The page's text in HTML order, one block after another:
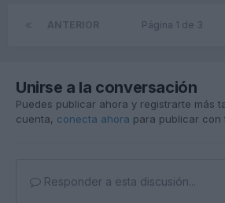
Página 1 de 3
Unirse a la conversación
Puedes publicar ahora y registrarte más
cuenta, conecta ahora para publicar con
Responder a esta discusión...